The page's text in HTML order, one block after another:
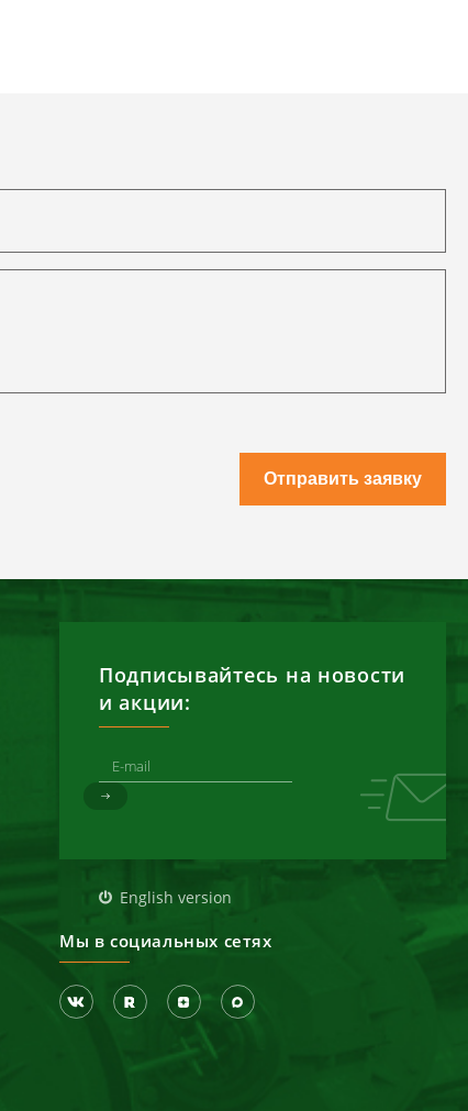
Отправить заявку
Подписывайтесь на новости
и акции:
English version
Мы в социальных сетях